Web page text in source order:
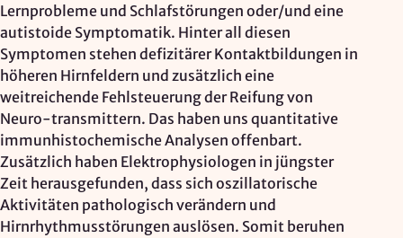
Lernprobleme und Schlafstörungen oder/und eine
autistoide Symptomatik. Hinter all diesen
Symptomen stehen defizitärer Kontaktbildungen in
höheren Hirnfeldern und zusätzlich eine
weitreichende Fehlsteuerung der Reifung von
Neuro-transmittern. Das haben uns quantitative
immunhistochemische Analysen offenbart.
Zusätzlich haben Elektrophysiologen in jüngster
Zeit herausgefunden, dass sich oszillatorische
Aktivitäten pathologisch verändern und
Hirnrhythmusstörungen auslösen. Somit beruhen